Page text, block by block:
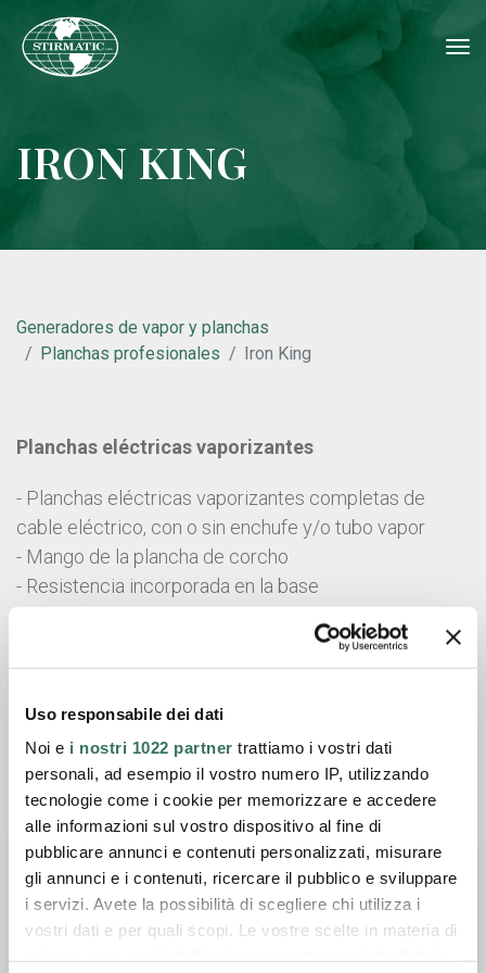
Uso responsabile dei dati
Noi e i nostri 1022 partner trattiamo i vostri dati
personali, ad esempio il vostro numero IP, utilizzando
tecnologie come i cookie per memorizzare e accedere
alle informazioni sul vostro dispositivo al fine di
pubblicare annunci e contenuti personalizzati, misurare
gli annunci e i contenuti, ricercare il pubblico e sviluppare
i servizi. Avete la possibilità di scegliere chi utilizza i
vostri dati e per quali scopi. Le vostre scelte in materia di
IRON KING
Generadores de vapor y planchas
Planchas profesionales
Iron King
Planchas eléctricas vaporizantes
- Planchas eléctricas vaporizantes completas de
cable eléctrico, con o sin enchufe y/o tubo vapor
- Mango de la plancha de corcho
- Resistencia incorporada en la base
Ficha técnica
Catálogo general
Solicite información